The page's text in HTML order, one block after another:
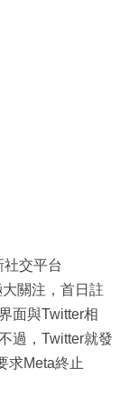
交平台
關注，首日註
面與Twitter相
過，Twitter就發
求Meta終止